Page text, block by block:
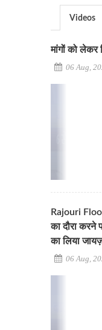
Videos
मांगों को लेकर
06 Aug,
Rajouri
का दौरा
का लिया
06 Aug,